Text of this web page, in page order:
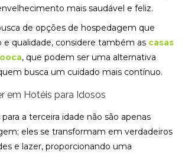
mais saudável e feliz.
de opções de hospedagem que
qualidade, considere também as casas
, que podem ser uma alternativa
busca um cuidado mais contínuo.
em Hotéis para Idosos
a terceira idade não são apenas
eles se transformam em verdadeiros
e lazer, proporcionando uma